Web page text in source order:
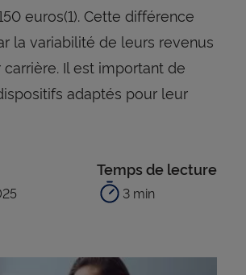
euros(1). Cette différence
la variabilité de leurs revenus
Il est important de
adaptés pour leur
Temps de lecture
3 min